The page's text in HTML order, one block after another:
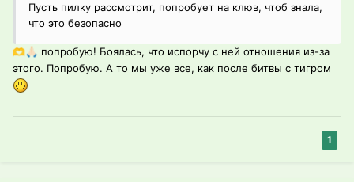
Пусть пилку рассмотрит, попробует на клюв, чтоб знала,
что это безопасно
🫶🙏🏻 попробую! Боялась, что испорчу с ней отношения из-за
этого. Попробую. А то мы уже все, как после битвы с тигром
1